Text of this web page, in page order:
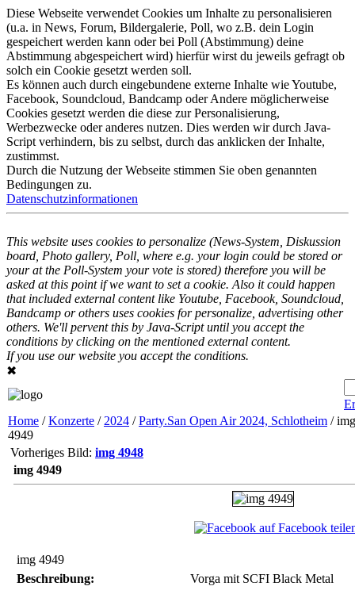
Diese Webseite verwendet Cookies um Inhalte zu personalisieren
(u.a. in News, Forum, Bildergalerie, Poll, wo z.B. dein Login
gespeichert werden kann oder bei Poll (Abstimmung) deine
Abstimmung abgespeichert wird) hierfür wirst du jeweils gefragt ob
solch ein Cookie gesetzt werden soll.
Es können auch durch eingebundene externe Inhalte wie Youtube,
Facebook, Soundcloud, Bandcamp oder Andere möglicherweise
Cookies gesetzt werden die diese zur Personalisierung,
Werbezwecke oder anderes nutzen. Dies werden wir durch Java-
Script verhindern, bis zu selbst, durch das anklicken der Inhalte,
zustimmst.
Durch die Nutzung der Webseite stimmen Sie oben genannten
Bedingungen zu.
Datenschutzinformationen
This website uses cookies to personalize (News-System, Diskussion
board, Photo gallery, Poll, where e.g. your login could be stored or
your at the Poll-System your vote is stored) therefore you will be
asked at this point if we want to set a cookie. Also it could happen
that included external content like Youtube, Facebook, Soundcloud,
Bandcamp or others uses cookies for personalize, advertising other
others. We'll pervent this by Java-Script until you accept the
conditions by clicking on the mentioned external content.
If you use our website you accept the conditions.
✖
Home /Konzerte / 2024 /Party.San Open Air 2024, Schlotheim / img
4949
Vorheriges Bild: img 4948
img 4949
auf Facebook
img 4949
Beschreibung:
Vorga mit SCFI Black Metal